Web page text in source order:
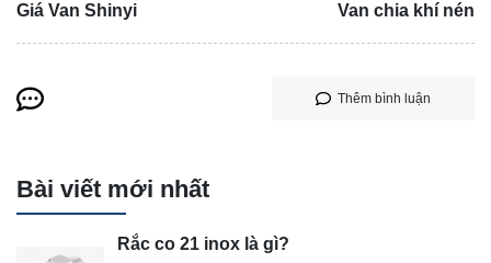
Giá Van Shinyi Van chia khí nén
Thêm bình luận
Bài viết mới nhất
Rắc co 21 inox là gì?